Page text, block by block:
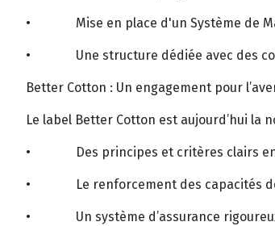
• Mise en place d'un Système de
• Une structure dédiée avec des
Better Cotton : Un engagement pour
Le label Better Cotton est aujourd’hui
• Des principes et critères clairs
• Le renforcement des capacités
• Un système d’assurance